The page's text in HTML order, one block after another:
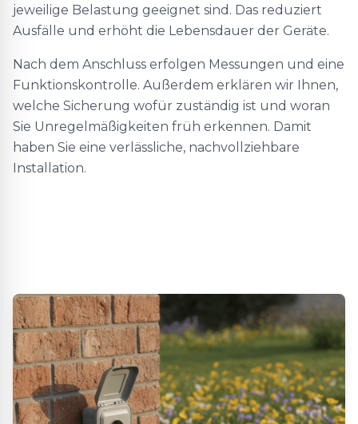
jeweilige Belastung geeignet sind. Das reduziert
Ausfälle und erhöht die Lebensdauer der Geräte.
Nach dem Anschluss erfolgen Messungen und eine
Funktionskontrolle. Außerdem erklären wir Ihnen,
welche Sicherung wofür zuständig ist und woran
Sie Unregelmäßigkeiten früh erkennen. Damit
haben Sie eine verlässliche, nachvollziehbare
Installation.